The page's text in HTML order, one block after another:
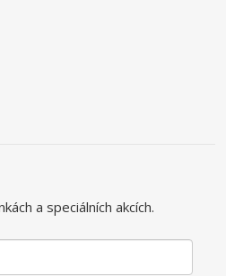
a speciálních akcích.